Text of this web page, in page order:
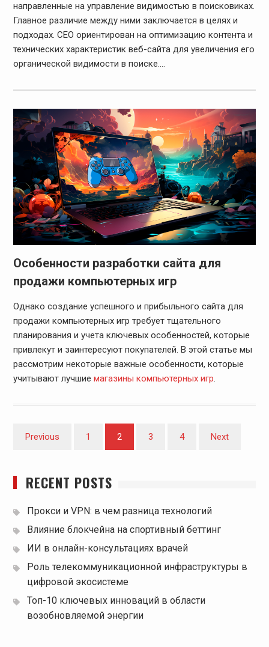
направленные на управление видимостью в поисковиках.
Главное различие между ними заключается в целях и
подходах. СЕО ориентирован на оптимизацию контента и
технических характеристик веб-сайта для увеличения его
органической видимости в поиске.…
Особенности разработки сайта для
продажи компьютерных игр
Однако создание успешного и прибыльного сайта для
продажи компьютерных игр требует тщательного
планирования и учета ключевых особенностей, которые
привлекут и заинтересуют покупателей. В этой статье мы
рассмотрим некоторые важные особенности, которые
учитывают лучшие магазины компьютерных игр.
Posts
Previous 1 2 3 4 Next
RECENT POSTS
Прокси и VPN: в чем разница технологий
Влияние блокчейна на спортивный беттинг
ИИ в онлайн-консультациях врачей
Роль телекоммуникационной инфраструктуры в
цифровой экосистеме
Топ-10 ключевых инноваций в области
возобновляемой энергии